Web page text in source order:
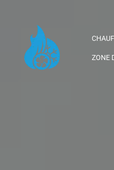
contenu
ZONE